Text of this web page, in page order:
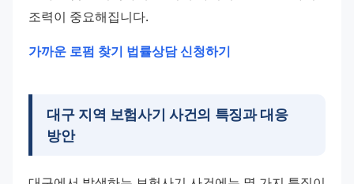
조력이 중요해집니다.
가까운 로펌 찾기 법률상담 신청하기
대구 지역 보험사기 사건의 특징과 대응
방안